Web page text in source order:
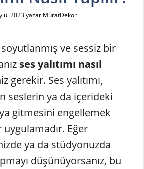
2023 yazar MuratDekor
ve sessiz bir
ses yalıtımı nasıl
gerekir. Ses yalıtımı,
seslerin ya da içerideki
gitmesini engellemek
uygulamadır. Eğer
ya da stüdyonuzda
düşünüyorsanız, bu